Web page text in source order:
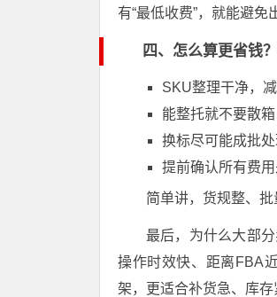
有“最低收费”，就能避免
四、怎么算更省钱
SKU整理干净，
能整托就不要散
换标尽可能成批
提前确认所有费
简单讲，货规整、批
最后，为什么大部
操作时效快、距离FBA
架，更适合补货急、库存